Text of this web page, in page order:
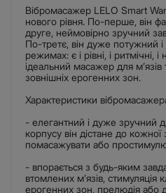
Вібромасажер LELO Smart
нового рівня. По-перше, він
друге, неймовірно зручний
По-третє, він дуже потужний
режимах: є і рівні, і ритмічні, і
ідеальний масажер для
зовнішніх ерогенних зон.
Характеристики
- елегантний і дуже зручний
корпусу він дістане до
помасажувати або
- впорається з будь-яким
втомлених м’язів, стимуляція
ерогенних зон, прелюдія або